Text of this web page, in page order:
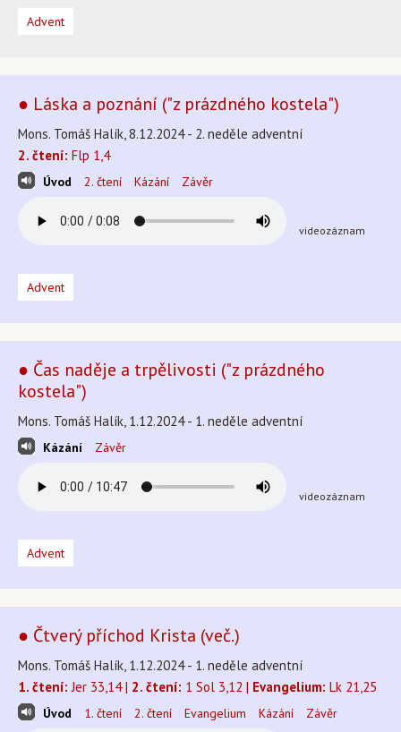
Advent
● Láska a poznání ("z prázdného kostela")
Mons. Tomáš Halík, 8.12.2024 - 2. neděle adventní
2. čtení: Flp 1,4
Úvod 2. čtení Kázání Závěr
videozáznam
Advent
● Čas naděje a trpělivosti ("z prázdného
kostela")
Mons. Tomáš Halík, 1.12.2024 - 1. neděle adventní
Kázání Závěr
videozáznam
Advent
● Čtverý příchod Krista (več.)
Mons. Tomáš Halík, 1.12.2024 - 1. neděle adventní
1. čtení: Jer 33,14 | 2. čtení: 1 Sol 3,12 | Evangelium: Lk 21,25
Úvod 1. čtení 2. čtení Evangelium Kázání Závěr